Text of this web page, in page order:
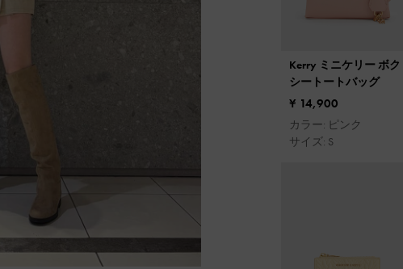
Kerry ミニケリー ボク
シートートバッグ
¥ 14,900
カラー: ピンク
サイズ: S